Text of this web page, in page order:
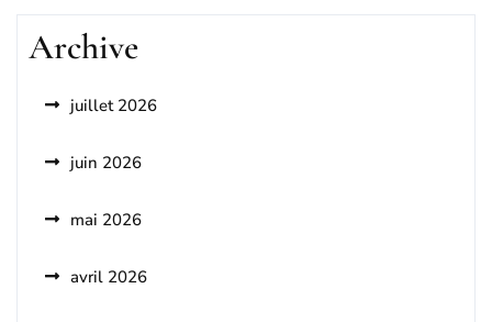
Archive
juillet 2026
juin 2026
mai 2026
avril 2026